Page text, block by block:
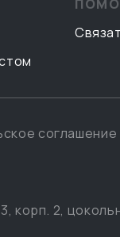
соглашение
корп. 2,